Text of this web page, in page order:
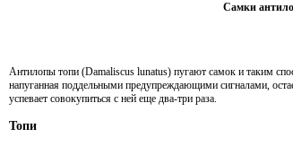
Самки
Антилопы топи (Damaliscus lunatus) пугают самок и таким
напуганная поддельными предупреждающими сигналами,
успевает совокупиться с ней еще два-три раза.
Топи